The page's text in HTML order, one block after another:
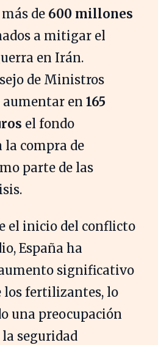
de 600 millones
a mitigar el
en Irán.
de Ministros
aumentar en 165
el fondo
la compra de
parte de las
el inicio del conflicto
España ha
significativo
los fertilizantes, lo
una preocupación
seguridad